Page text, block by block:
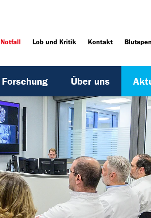
Notfall Lob und Kritik Kontakt
Forschung Über uns